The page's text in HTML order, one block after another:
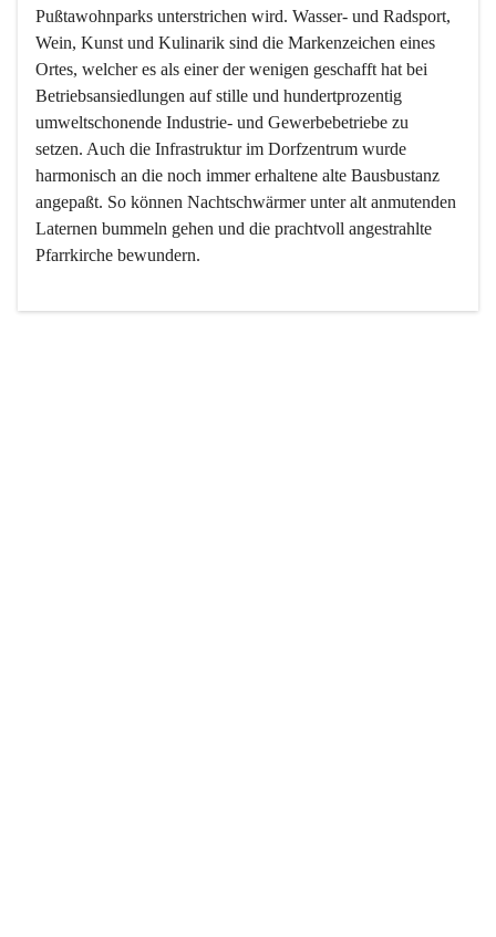
Pußtawohnparks unterstrichen wird. Wasser- und Radsport,
Wein, Kunst und Kulinarik sind die Markenzeichen eines
Ortes, welcher es als einer der wenigen geschafft hat bei
Betriebsansiedlungen auf stille und hundertprozentig
umweltschonende Industrie- und Gewerbebetriebe zu
setzen. Auch die Infrastruktur im Dorfzentrum wurde
harmonisch an die noch immer erhaltene alte Bausbustanz
angepaßt. So können Nachtschwärmer unter alt anmutenden
Laternen bummeln gehen und die prachtvoll angestrahlte
Pfarrkirche bewundern.
Der Weinbau dominert heute nicht mehr, ist aber integrativer